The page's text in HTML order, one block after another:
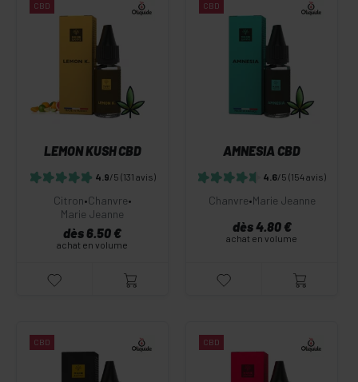
CBD
LEMON KUSH CBD
4.9/5 (131 avis)
Citron•Chanvre•
Marie Jeanne
dès 6.50 €
achat en volume
CBD
AMNESIA CBD
4.6/5 (154 avis)
Chanvre•Marie Jeanne
dès 4.80 €
achat en volume
CBD CBD